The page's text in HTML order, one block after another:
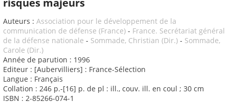
Auteurs : Association pour le développement de la
communication de défense (France) - France. Secrétariat général
de la défense nationale - Sommade, Christian (Dir.) - Sommade,
Carole (Dir.)
Année de parution : 1996
Editeur : [Aubervilliers] : France-Sélection
Langue : Français
Collation : 246 p.-[16] p. de pl : ill., couv. ill. en coul ; 30 cm
ISBN : 2-85266-074-1